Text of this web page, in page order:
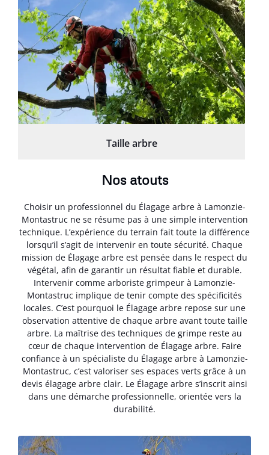
Taille arbre
Nos atouts
Choisir un professionnel du Élagage arbre à Lamonzie-
Montastruc ne se résume pas à une simple intervention
technique. L’expérience du terrain fait toute la différence
lorsqu’il s’agit de intervenir en toute sécurité. Chaque
mission de Élagage arbre est pensée dans le respect du
végétal, afin de garantir un résultat fiable et durable.
Intervenir comme arboriste grimpeur à Lamonzie-
Montastruc implique de tenir compte des spécificités
locales. C’est pourquoi le Élagage arbre repose sur une
observation attentive de chaque arbre avant toute taille
arbre. La maîtrise des techniques de grimpe reste au
cœur de chaque intervention de Élagage arbre. Faire
confiance à un spécialiste du Élagage arbre à Lamonzie-
Montastruc, c’est valoriser ses espaces verts grâce à un
devis élagage arbre clair. Le Élagage arbre s’inscrit ainsi
dans une démarche professionnelle, orientée vers la
durabilité.